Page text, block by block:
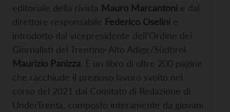
editoriale della rivista Mauro Marcantoni e dal
direttore responsabile Federico Oselini e
introdotto dal vicepresidente dell’Ordine dei
Giornalisti del Trentino-Alto Adige/Südtirol
Maurizio Panizza. È un libro di oltre 200 pagine
che racchiude il prezioso lavoro svolto nel
corso del 2021 dal Comitato di Redazione di
UnderTrenta, composto interamente da giovani